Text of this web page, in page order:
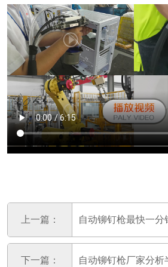
上一篇： 自动铆钉枪最快一分
下一篇：